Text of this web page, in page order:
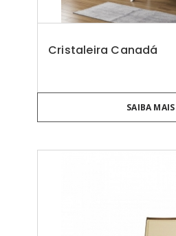
Cristaleira Canadá
SAIBA MAIS